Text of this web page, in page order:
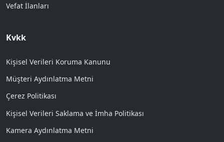
Vefat İlanları
Kvkk
Kişisel Verileri Koruma Kanunu
Müşteri Aydınlatma Metni
Çerez Politikası
Kişisel Verileri Saklama ve İmha Politikası
Kamera Aydınlatma Metni